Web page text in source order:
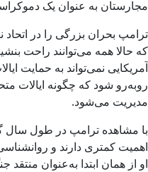
مجارستان به عنوان یک
ترامپ بحران بزرگی را در
که حالا همه می‌توانند راحت
آمریکایی نمی‌تواند به حمایت
روبه‌رو شود که چگونه ایالات
مدیریت می‌شود.
با مشاهده ترامپ در طول سال
اهمیت کمتری دارند و
او از همان ابتدا به‌عنوان